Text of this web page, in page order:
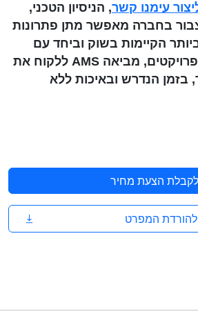
עימנו קשר, הניסיון הטכני,
בחברה מאפשר מתן פתרונות
הקיימות בשוק וביחד עם
ניסיון עשיר בניהול פרויקטים, מביאה AMS ללקוח את
בזמן הנדרש ובאיכות ללא
לקבלת הצעת מחיר
להורדת המפרט